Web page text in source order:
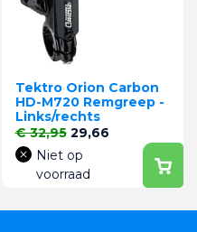
Tektro Orion Carbon
HD-M720 Remgreep -
Links/rechts
Normale prijs
€ 32,95 Prijs
29,66
Niet op
voorraad